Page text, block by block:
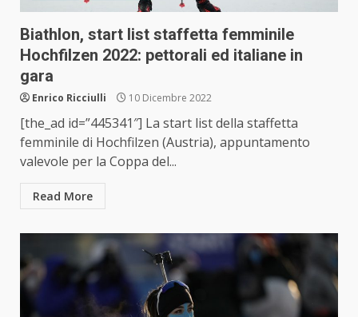
Biathlon, start list staffetta femminile
Hochfilzen 2022: pettorali ed italiane in
gara
Enrico Ricciulli 10 Dicembre 2022
[the_ad id=”445341″] La start list della staffetta
femminile di Hochfilzen (Austria), appuntamento
valevole per la Coppa del...
Read More